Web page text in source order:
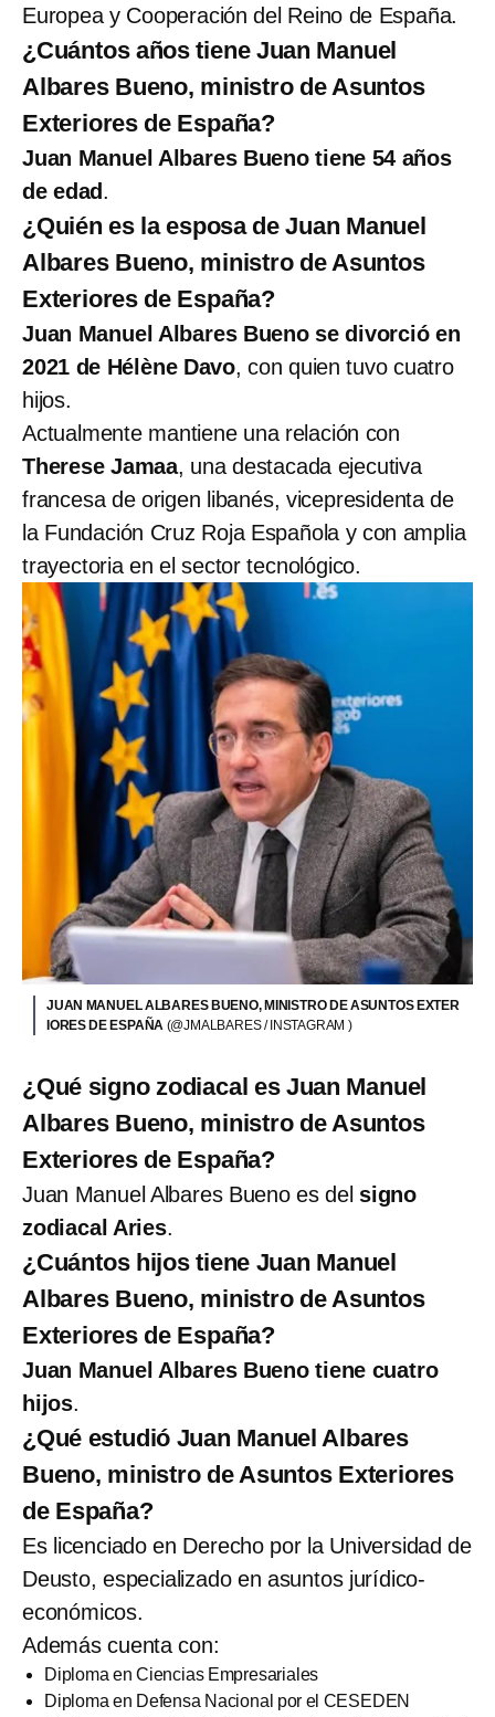
Europea y Cooperación del Reino de España.
¿Cuántos años tiene Juan Manuel
Albares Bueno, ministro de Asuntos
Exteriores de España?
Juan Manuel Albares Bueno tiene 54 años
de edad .
¿Quién es la esposa de Juan Manuel
Albares Bueno, ministro de Asuntos
Exteriores de España?
Juan Manuel Albares Bueno se divorció en
2021 de Hélène Davo, con quien tuvo cuatro
hijos.
Actualmente mantiene una relación con
Therese Jamaa, una destacada ejecutiva
francesa de origen libanés, vicepresidenta de
la Fundación Cruz Roja Española y con amplia
trayectoria en el sector tecnológico.
JUAN MANUEL ALBARES BUENO, MINISTRO DE ASUNTOS EXTER
IORES DE ESPAÑA (@JMALBARES / INSTAGRAM )
¿Qué signo zodiacal es Juan Manuel
Albares Bueno, ministro de Asuntos
Exteriores de España?
Juan Manuel Albares Bueno es del signo
zodiacal Aries.
¿Cuántos hijos tiene Juan Manuel
Albares Bueno, ministro de Asuntos
Exteriores de España?
Juan Manuel Albares Bueno tiene cuatro
hijos.
¿Qué estudió Juan Manuel Albares
Bueno, ministro de Asuntos Exteriores
de España?
Es licenciado en Derecho por la Universidad de
Deusto, especializado en asuntos jurídico-
económicos.
Además cuenta con:
Diploma en Ciencias Empresariales
Diploma en Defensa Nacional por el CESEDEN